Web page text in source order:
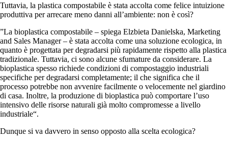
Tuttavia, la plastica compostabile è stata accolta come felice intuizione
produttiva per arrecare meno danni all’ambiente: non è così?
”La bioplastica compostabile – spiega Elzbieta Danielska, Marketing
and Sales Manager – è stata accolta come una soluzione ecologica, in
quanto è progettata per degradarsi più rapidamente rispetto alla plastica
tradizionale. Tuttavia, ci sono alcune sfumature da considerare. La
bioplastica spesso richiede condizioni di compostaggio industriali
specifiche per degradarsi completamente; il che significa che il
processo potrebbe non avvenire facilmente o velocemente nel giardino
di casa. Inoltre, la produzione di bioplastica può comportare l’uso
intensivo delle risorse naturali già molto compromesse a livello
industriale“.
Dunque si va davvero in senso opposto alla scelta ecologica?